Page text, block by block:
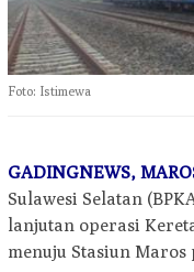
Foto: Istimewa
GADINGNEWS,
Sulawesi Selatan
lanjutan operasi
menuju Stasiun